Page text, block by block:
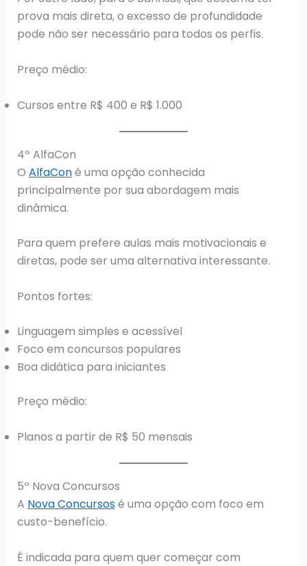
prova mais direta, o excesso de profundidade
pode não ser necessário para todos os perfis.
Preço médio:
Cursos entre R$ 400 e R$ 1.000
4º AlfaCon
O AlfaConé uma opção conhecida
principalmente por sua abordagem mais
dinâmica.
Para quem prefere aulas mais motivacionais e
diretas, pode ser uma alternativa interessante.
Pontos fortes:
Linguagem simples e acessível
Foco em concursos populares
Boa didática para iniciantes
Preço médio:
Planos a partir de R$ 50 mensais
5º Nova Concursos
A Nova Concursosé uma opção com foco em
custo-benefício.
É indicada para quem quer começar com